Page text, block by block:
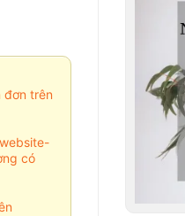
đơn trên
có